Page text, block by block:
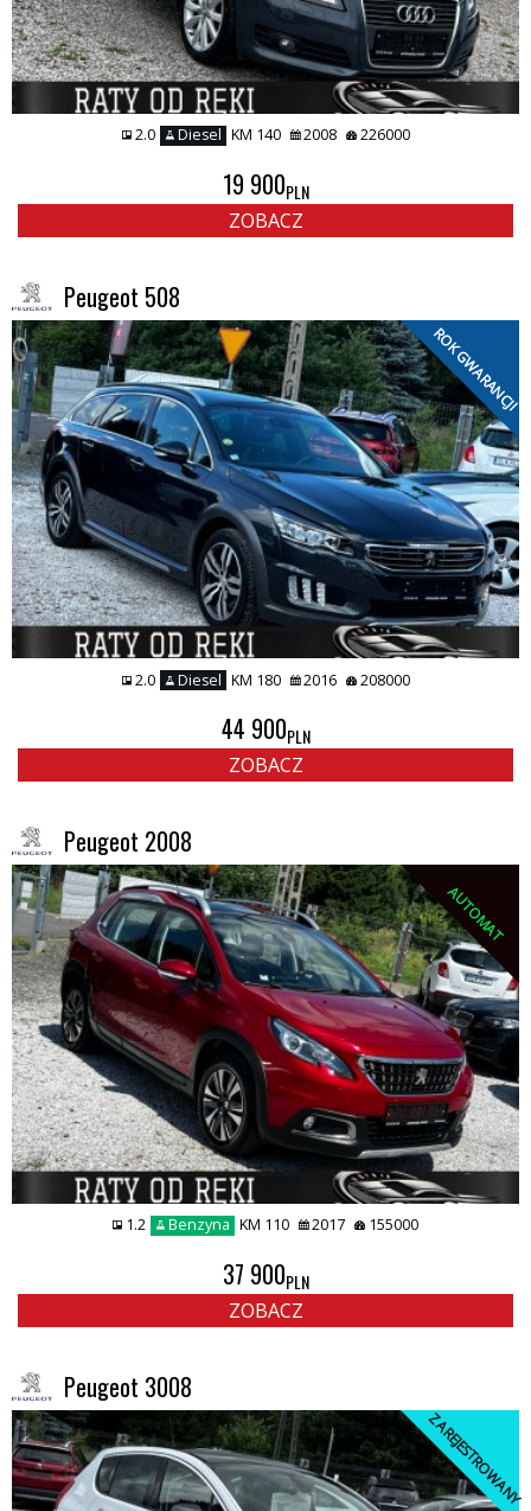
2.0 Diesel KM 140 2008 226000
19 900PLN
ZOBACZ
Peugeot 508
ROK GWARANCJI
2.0 Diesel KM 180 2016 208000
44 900PLN
ZOBACZ
Peugeot 2008
AUTOMAT
1.2 Benzyna KM 110 2017 155000
37 900PLN
ZOBACZ
Peugeot 3008
ZAREJESTROWANY